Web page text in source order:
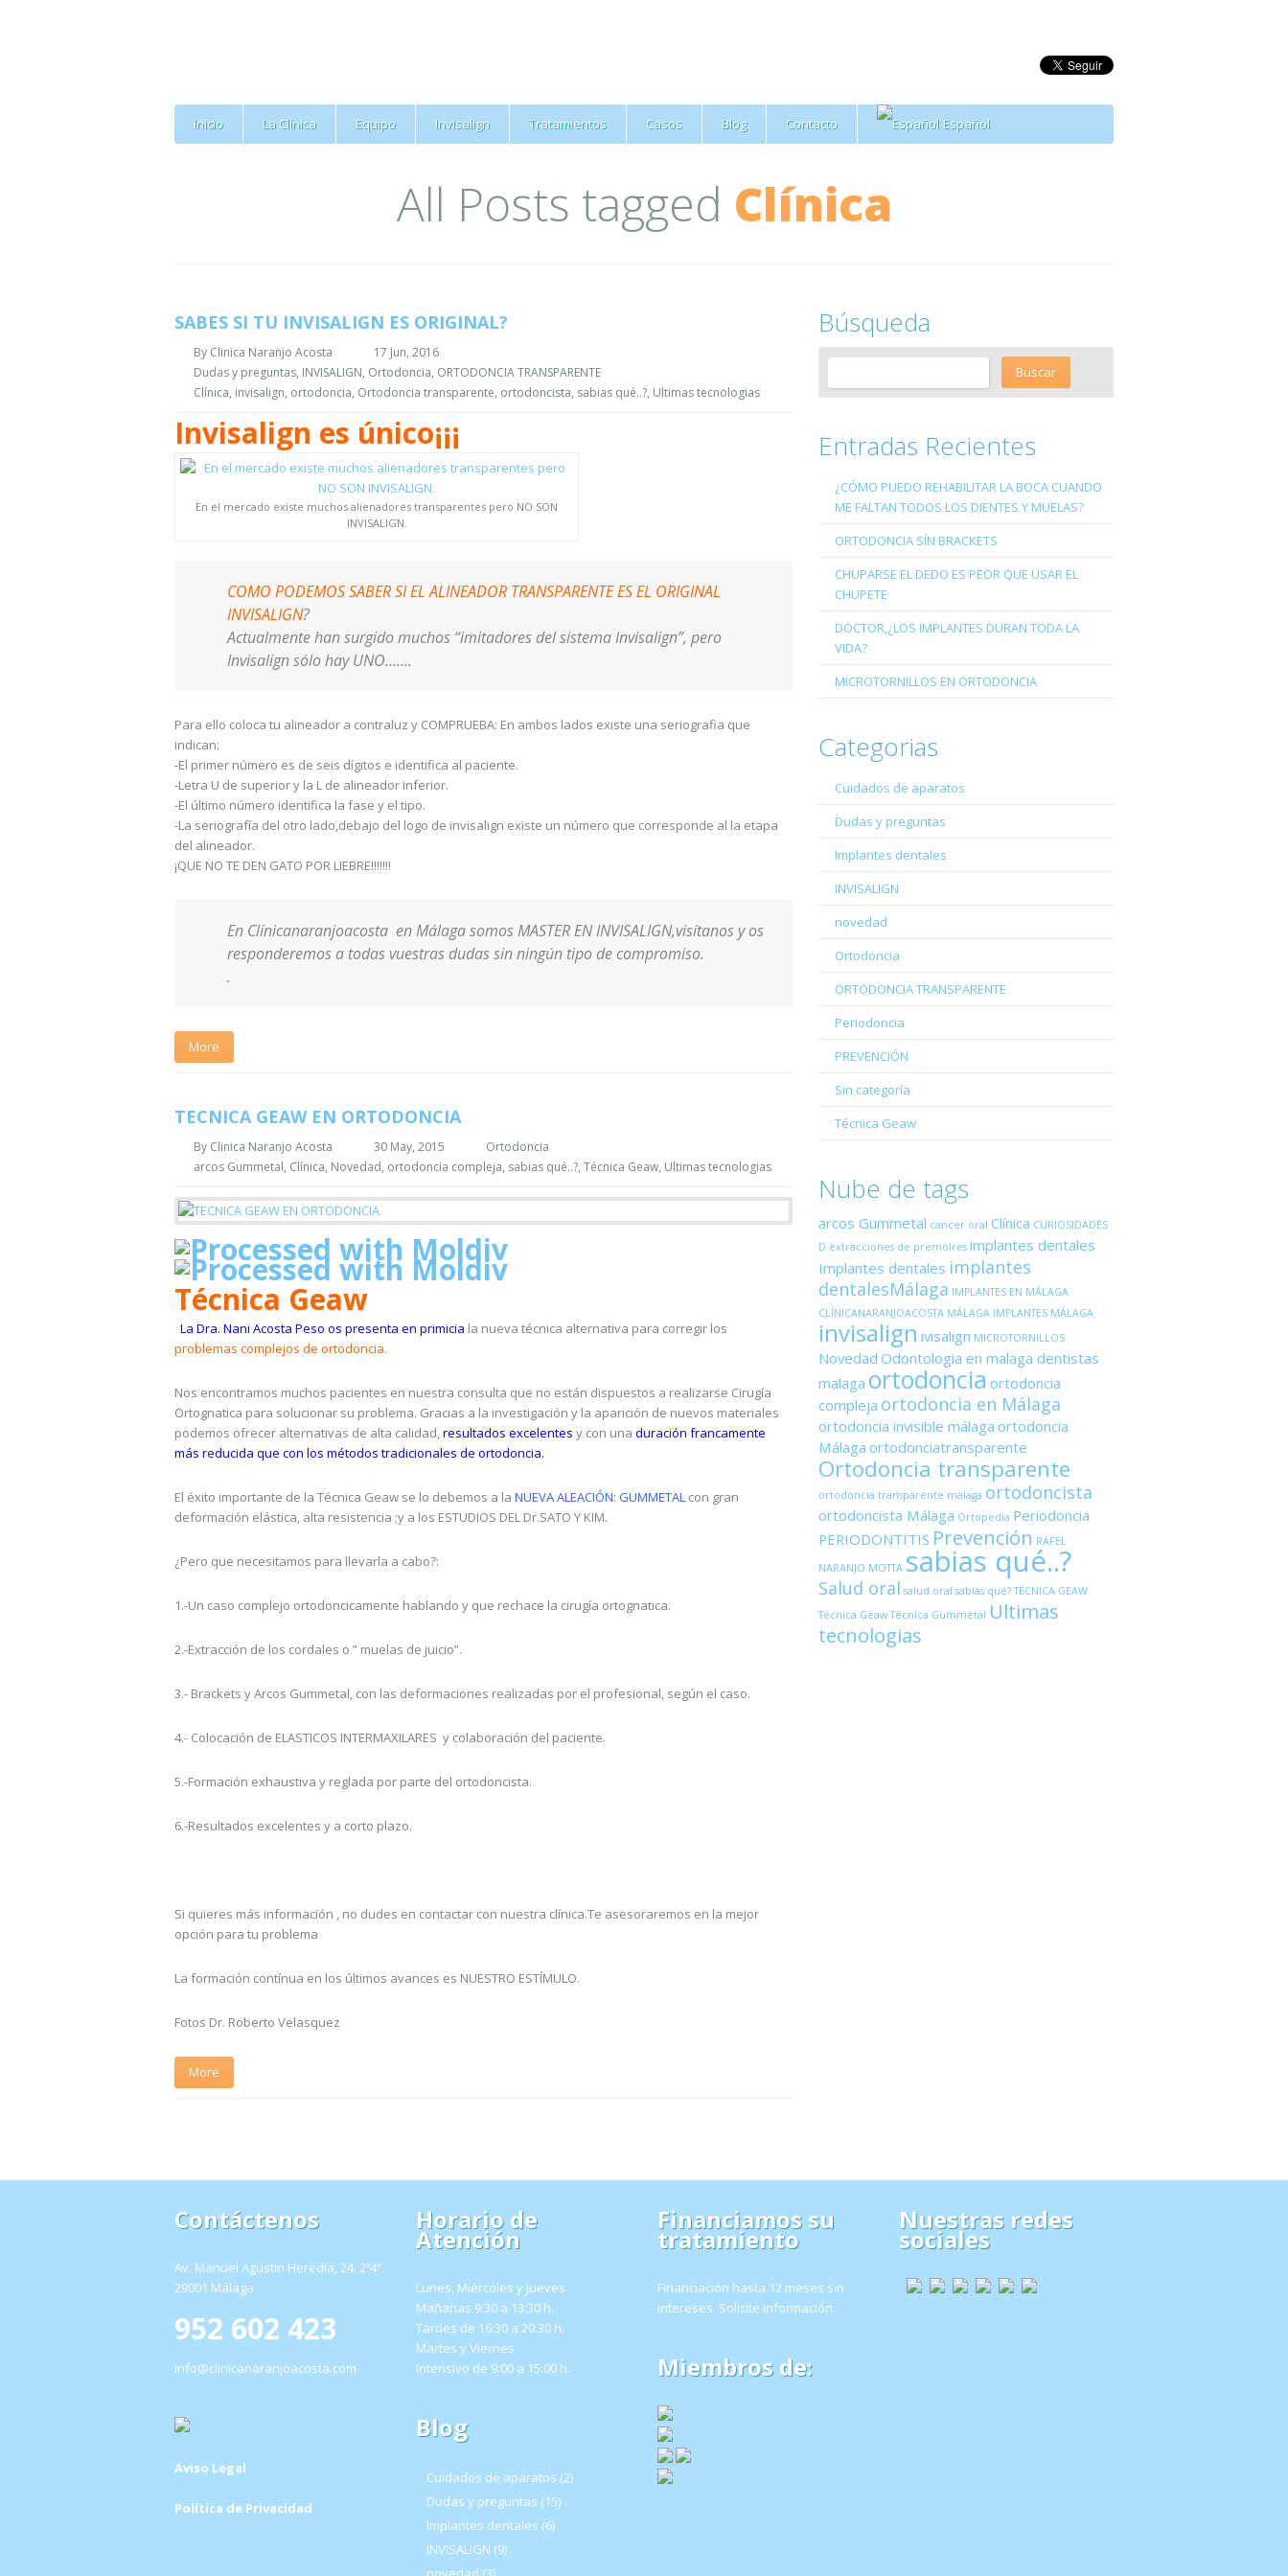
Inicio La Clínica Equipo Invisalign Tratamientos Casos Blog Contacto Español
All Posts tagged Clínica
SABES SI TU INVISALIGN ES ORIGINAL?
By Clinica Naranjo Acosta
17 Jun, 2016
Dudas y preguntas, INVISALIGN, Ortodoncia, ORTODONCIA TRANSPARENTE
Clínica, invisalign, ortodoncia, Ortodoncia transparente, ortodoncista, sabias qué..?, Ultimas tecnologias
Invisalign es único¡¡¡
En el mercado existe muchos alienadores transparentes pero NO SON
INVISALIGN.
COMO PODEMOS SABER SI EL ALINEADOR TRANSPARENTE ES EL ORIGINAL
INVISALIGN?
Actualmente han surgido muchos “imitadores del sistema Invisalign”, pero
Invisalign sólo hay UNO…….
Para ello coloca tu alineador a contraluz y COMPRUEBA: En ambos lados existe una seriografia que
indican:
-El primer número es de seis dígitos e identifica al paciente.
-Letra U de superior y la L de alineador inferior.
-El último número identifica la fase y el tipo.
-La seriografía del otro lado,debajo del logo de invisalign existe un número que corresponde al la etapa
del alineador.
¡QUE NO TE DEN GATO POR LIEBRE!!!!!!!
En Clínicanaranjoacosta en Málaga somos MASTER EN INVISALIGN,visítanos y os
responderemos a todas vuestras dudas sin ningún tipo de compromiso.
.
More
TECNICA GEAW EN ORTODONCIA
By Clinica Naranjo Acosta 30 May, 2015
Ortodoncia
arcos Gummetal, Clínica, Novedad, ortodoncia compleja, sabias qué..?, Técnica Geaw, Ultimas tecnologias
Técnica Geaw
La Dra. Nani Acosta Peso os presenta en primicia la nueva técnica alternativa para corregir los
problemas complejos de ortodoncia.
Nos encontramos muchos pacientes en nuestra consulta que no están dispuestos a realizarse Cirugía
Ortognatica para solucionar su problema. Gracias a la investigación y la aparición de nuevos materiales
podemos ofrecer alternativas de alta calidad,resultados excelentes y con una duración francamente
más reducida que con los métodos tradicionales de ortodoncia.
El éxito importante de la Técnica Geaw se lo debemos a la NUEVA ALEACIÓN: GUMMETAL con gran
deformación elástica, alta resistencia ;y a los ESTUDIOS DEL Dr.SATO Y KIM.
¿Pero que necesitamos para llevarla a cabo?:
1.-Un caso complejo ortodoncicamente hablando y que rechace la cirugía ortognatica.
2.-Extracción de los cordales o ” muelas de juicio”.
3.- Brackets y Arcos Gummetal, con las deformaciones realizadas por el profesional, según el caso.
4.- Colocación de ELASTICOS INTERMAXILARES y colaboración del paciente.
5.-Formación exhaustiva y reglada por parte del ortodoncista.
6.-Resultados excelentes y a corto plazo.
Si quieres más información , no dudes en contactar con nuestra clínica.Te asesoraremos en la mejor
opción para tu problema
La formación contínua en los últimos avances es NUESTRO ESTÍMULO.
Fotos Dr. Roberto Velasquez
More
Búsqueda
Entradas Recientes
¿CÓMO PUEDO REHABILITAR LA BOCA CUANDO
ME FALTAN TODOS LOS DIENTES Y MUELAS?
ORTODONCIA SÍN BRACKETS
CHUPARSE EL DEDO ES PEOR QUE USAR EL
CHUPETE
DOCTOR,¿LOS IMPLANTES DURAN TODA LA
VIDA?
MICROTORNILLOS EN ORTODONCIA
Categorias
Cuidados de aparatos
Dudas y preguntas
Implantes dentales
INVISALIGN
novedad
Ortodoncia
ORTODONCIA TRANSPARENTE
Periodoncia
PREVENCIÓN
Sin categoría
Técnica Geaw
Nube de tags
arcos Gummetal cancer oral Clínica CURIOSIDADES
D extracciones de premolres implantes dentales
Implantes dentales implantes
dentalesMálaga IMPLANTES EN MÁLAGA
CLÍNICANARANJOACOSTA MÁLAGA IMPLANTES MÁLAGA
invisalign ivisalign MICROTORNILLOS
Novedad Odontologia en malaga dentistas
malaga ortodoncia ortodoncia
compleja ortodoncia en Málaga
ortodoncia invisible málaga ortodoncia
Málaga ortodonciatransparente
Ortodoncia transparente
ortodoncia transparente malaga ortodoncista
ortodoncista Málaga Ortopedia Periodoncia
PERIODONTITIS Prevención RAFEL
NARANJO MOTTA sabias qué..?
Salud oral salud oral sabias qué? TÉCNICA GEAW
Técnica Geaw Técnica Gummetal Ultimas
tecnologias
Contáctenos
Av. Manuel Agustin Heredia, 24. 2º4ª
29001 Málaga
952 602 423
info@clinicanaranjoacosta.com
Aviso Legal
Política de Privacidad
Horario de
Atención
Lunes, Miércoles y Jueves
Mañanas 9:30 a 13:30 h.
Tardes de 16:30 a 20:30 h.
Martes y Viernes
Intensivo de 9:00 a 15:00 h.
Blog
Cuidados de aparatos (2)
Dudas y preguntas (15)
Implantes dentales (6)
INVISALIGN (9)
Financiamos su
tratamiento
Financiación hasta 12 meses sin
intereses. Solicite información.
Miembros de:
Nuestras redes
sociales